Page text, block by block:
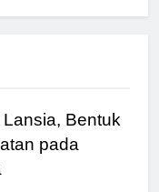
Bentuk
pada